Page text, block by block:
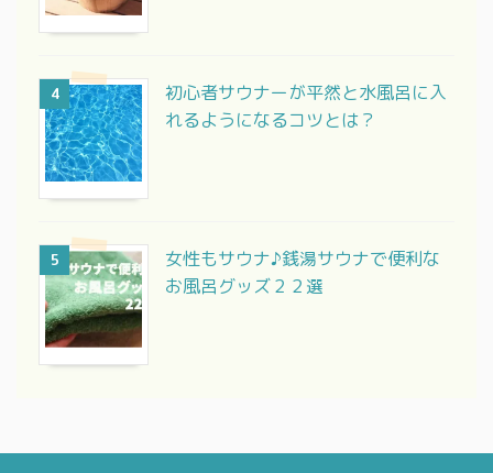
4
初心者サウナーが平然と水風呂に入
れるようになるコツとは？
5
女性もサウナ♪銭湯サウナで便利な
お風呂グッズ２２選